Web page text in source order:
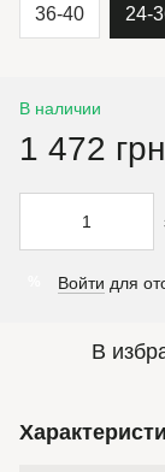
36-40 24-
В наличии
1 472
Войти для
В